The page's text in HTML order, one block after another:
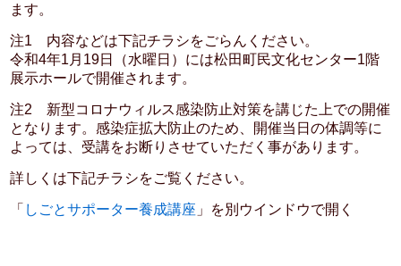
ます。
注1 内容などは下記チラシをごらんください。
令和4年1月19日（水曜日）には松田町民文化センター1階
展示ホールで開催されます。
注2 新型コロナウィルス感染防止対策を講じた上での開催
となります。感染症拡大防止のため、開催当日の体調等に
よっては、受講をお断りさせていただく事があります。
詳しくは下記チラシをご覧ください。
「 しごとサポーター養成講座 」を別ウインドウで開く